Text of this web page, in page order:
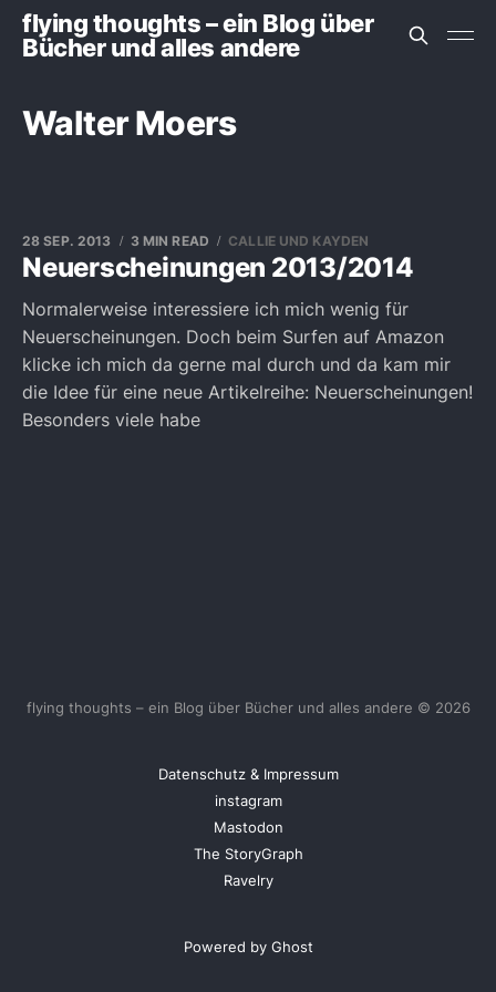
flying thoughts – ein Blog über
Bücher und alles andere
Walter Moers
Neuerscheinungen 2013/2014
28 SEP. 2013 3 MIN READ CALLIE UND KAYDEN
Normalerweise interessiere ich mich wenig für
Neuerscheinungen. Doch beim Surfen auf Amazon
klicke ich mich da gerne mal durch und da kam mir
die Idee für eine neue Artikelreihe: Neuerscheinungen!
Besonders viele habe
flying thoughts – ein Blog über Bücher und alles andere © 2026
Datenschutz & Impressum
instagram
Mastodon
The StoryGraph
Ravelry
Powered by Ghost